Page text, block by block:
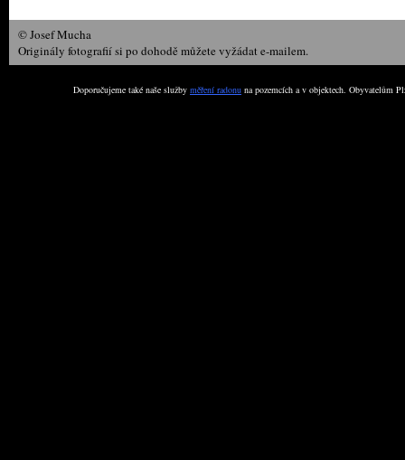
© Josef Mucha
Originály fotografií si po dohodě můžete vyžádat e-mailem.
Doporučujeme také naše služby měření radonu na pozemcích a v objektech. Obyvatelům